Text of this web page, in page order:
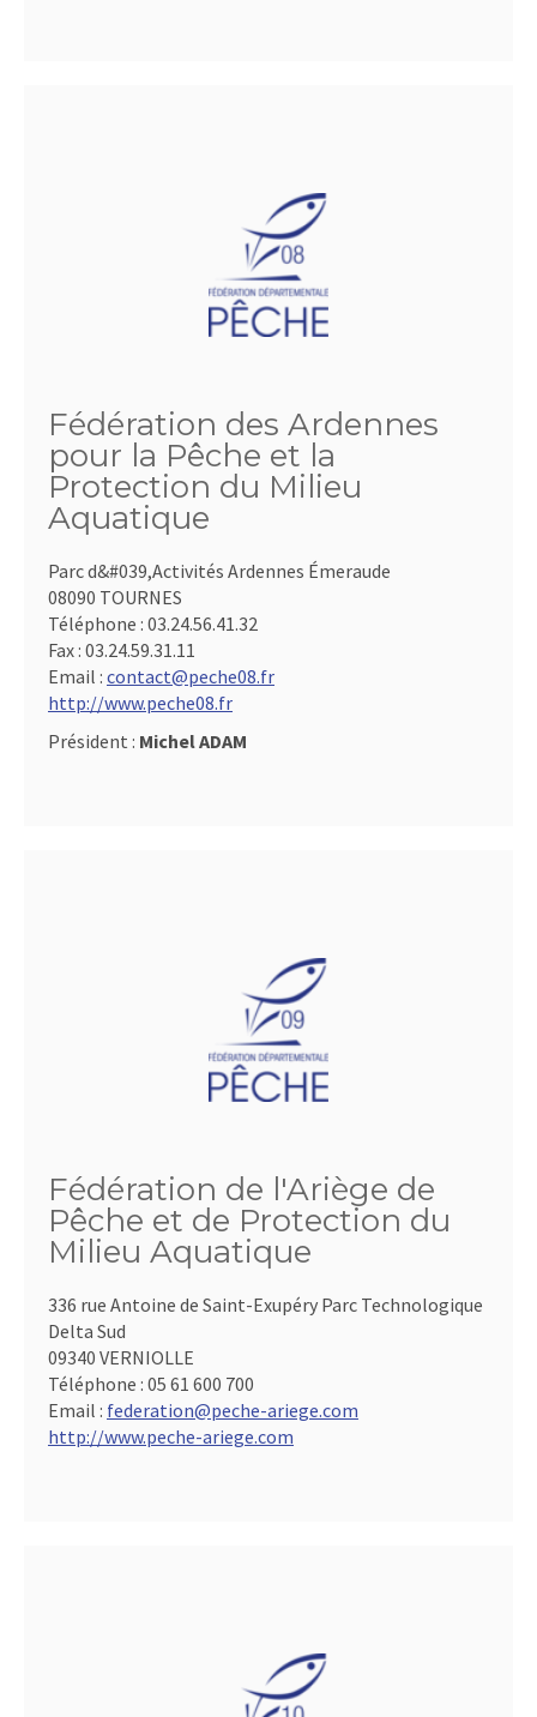
Fédération des Ardennes
pour la Pêche et la
Protection du Milieu
Aquatique
Parc d&#039,Activités Ardennes Émeraude
08090 TOURNES
Téléphone : 03.24.56.41.32
Fax : 03.24.59.31.11
Email : contact@peche08.fr
http://www.peche08.fr
Président : Michel ADAM
Fédération de l'Ariège de
Pêche et de Protection du
Milieu Aquatique
336 rue Antoine de Saint-Exupéry Parc Technologique
Delta Sud
09340 VERNIOLLE
Téléphone : 05 61 600 700
Email : federation@peche-ariege.com
http://www.peche-ariege.com